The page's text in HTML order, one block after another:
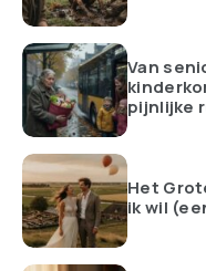
Van
pijnlijke
Het
ik wil